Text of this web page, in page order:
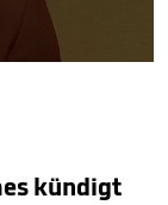
kündigt